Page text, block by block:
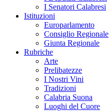
I Senatori Calabresi
Istituzioni
Europarlamento
Consiglio Regionale
Giunta Regionale
Rubriche
Arte
Prelibatezze
I Nostri Vini
Tradizioni
Calabria Suona
Luoghi del Cuore